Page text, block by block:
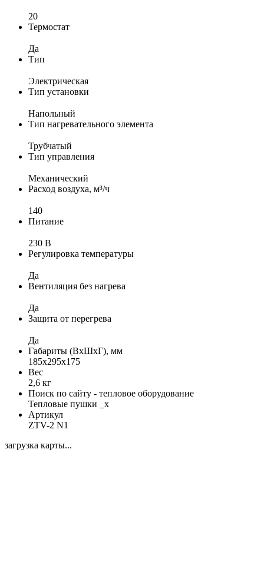
20
Термостат
Да
Тип
Электрическая
Тип установки
Напольный
Тип нагревательного элемента
Трубчатый
Тип управления
Механический
Расход воздуха, м³/ч
140
Питание
230 В
Регулировка температуры
Да
Вентиляция без нагрева
Да
Защита от перегрева
Да
Габариты (ВхШхГ), мм
185х295х175
Вес
2,6 кг
Поиск по сайту - тепловое оборудование
Тепловые пушки _x
Артикул
ZTV-2 N1
загрузка карты...